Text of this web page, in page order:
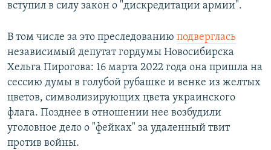
вступил в силу закон о "дискредитации армии".
В том числе за это преследованию подверглась
независимый депутат гордумы Новосибирска
Хельга Пирогова: 16 марта 2022 года она пришла на
сессию думы в голубой рубашке и венке из желтых
цветов, символизирующих цвета украинского
флага. Позднее в отношении нее возбудили
уголовное дело о "фейках" за удаленный твит
против войны.